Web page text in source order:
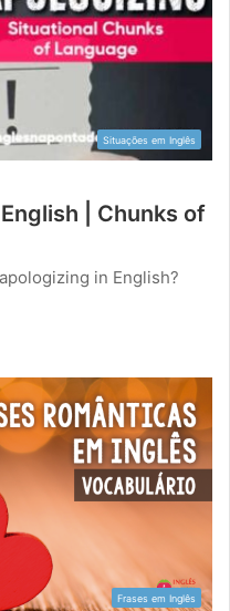
Situações em Inglês
| Chunks of
in English?
Frases em Inglês